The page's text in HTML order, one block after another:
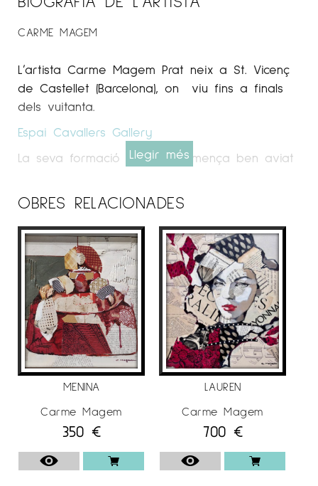
CARME MAGEM
L’artista Carme Magem Prat neix a St. Vicenç
de Castellet (Barcelona), on viu fins a finals
dels vuitanta.
Espai Cavallers Gallery
La seva formació artística comença ben aviat
Sabadell i a l’Escola Municipal d’Art de Sant
Cugat del Vallès.
Cursa estudis universitaris d’infermeria i
especialitatgine -obstètrica. Exerceix la seva
professió de llevadora des de l’any 1981.
La trajectòria de l’artista CarmeMagem,
sempre ha estat dividida entre el món de la
sanitat, en l’àmbit de l’atenció a la dona i el
món de l’art. Exposant a diferents galeries de
Barcelona, Vitória, Lleida, Granollers, Terrassa,
Sabadell, Saragossa, Sevilla, Oman, Emirats
Àrabs, entre d’altres. També participa a
prestigioses fires internacionals, comSt
aStrasburg,Salón des Antiquaries a
Nancy,Lille ArtFair, Abu Dhabi
Llegir més
OBRES RELACIONADES
MENINA
Carme Magem
350 €
LAUREN
Carme Magem
700 €